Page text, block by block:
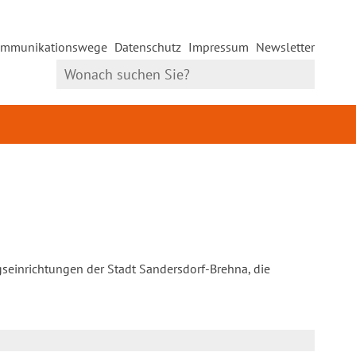
Datenschutz Impressum Newsletter
der Stadt Sandersdorf-Brehna, die